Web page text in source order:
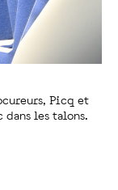
Picq et
les talons.